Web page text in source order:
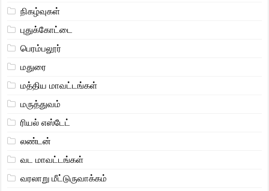
நிகழ்வுகள்
புதுக்கோட்டை
பெரம்பலூர்
மதுரை
மத்திய மாவட்டங்கள்
மருத்துவம்
ரியல் எஸ்டேட்
லண்டன்
வட மாவட்டங்கள்
வரலாறு மீட்டுருவாக்கம்